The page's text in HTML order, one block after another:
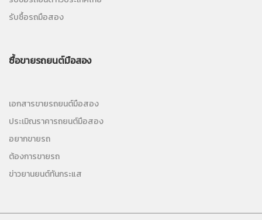
รับซื้อรถมือสอง
ซื้อขายรถยนต์มือสอง
เอกสารขายรถยนต์มือสอง
ประเมิณราคารถยนต์มือสอง
อยากขายรถ
ต้องการขายรถ
ข่าวยานยนต์ทันกระแส